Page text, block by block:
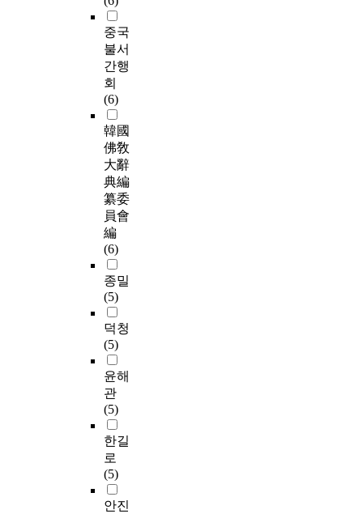
중국
불서
간행
회
(6)
韓國
佛敎
大辭
典編
纂委
員會
編
(6)
종밀
(5)
덕청
(5)
윤해
관
(5)
한길
로
(5)
안진